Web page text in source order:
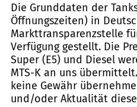
Die Grunddaten der
Öffnungszeiten) in
Markttransparenzstelle
Verfügung gestellt. Die
Super (E5) und Diesel
MTS-K an uns
keine Gewähr
und/oder Aktualität